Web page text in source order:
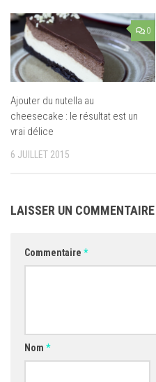
0
Ajouter du nutella au
cheesecake : le résultat est un
vrai délice
6 JUILLET 2015
LAISSER UN COMMENTAIRE
Commentaire *
Nom *